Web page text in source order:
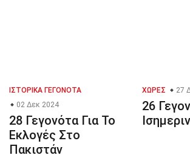
ΙΣΤΟΡΙΚΆ ΓΕΓΟΝΌΤΑ
02 Δεκ 2024
28 Γεγονότα Για Το
Εκλογές Στο
Πακιστάν
ΧΏΡΕΣ 27
26